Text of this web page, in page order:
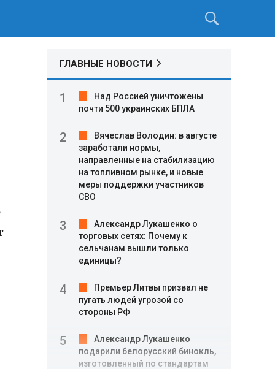
ГЛАВНЫЕ НОВОСТИ
Над Россией уничтожены
почти 500 украинских БПЛА
Вячеслав Володин: в августе
заработали нормы,
направленные на стабилизацию
на топливном рынке, и новые
меры поддержки участников
СВО
Александр Лукашенко о
торговых сетях: Почему к
сельчанам вышли только
единицы?
Премьер Литвы призвал не
пугать людей угрозой со
стороны РФ
Александр Лукашенко
подарили белорусский бинокль,
изготовленный по стандартам